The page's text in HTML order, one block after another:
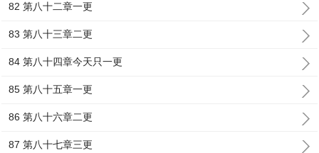
82 第八十二章一更
83 第八十三章二更
84 第八十四章今天只一更
85 第八十五章一更
86 第八十六章二更
87 第八十七章三更